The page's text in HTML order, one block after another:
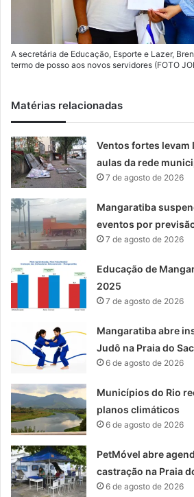
A secretária de Educação, Esporte e Lazer,
termo de posso aos novos servidores (FOTO
Matérias relacionadas
Ventos fortes levam
aulas da rede
7 de agosto de 2026
Mangaratiba
eventos por
7 de agosto de 2026
Educação de
2025
7 de agosto de 2026
Mangaratiba abre
Judô na Praia do
6 de agosto de 2026
Municípios do Rio
planos climáticos
6 de agosto de 2026
PetMóvel abre
castração na Praia
6 de agosto de 2026